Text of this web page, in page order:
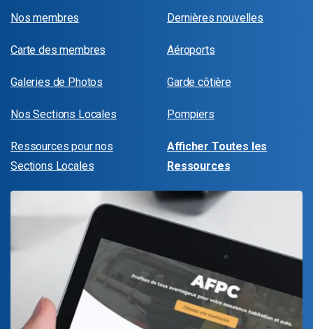
Nos membres
Carte des membres
Galeries de Photos
Nos Sections Locales
Ressources pour nos
Sections Locales
Dernières nouvelles
Aéroports
Garde côtière
Pompiers
Afficher Toutes les
Ressources